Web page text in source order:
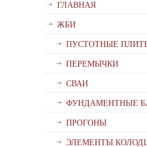
ГЛАВНАЯ
ЖБИ
ПУСТОТНЫЕ
ПЕРЕМЫЧКИ
СВАИ
ФУНДАМЕНТНЫЕ
ПРОГОНЫ
ЭЛЕМЕНТЫ